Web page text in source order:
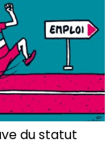
du statut